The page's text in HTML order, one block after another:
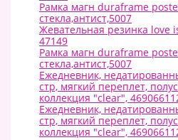
Рамка магн duraframe
стекла,антист,5007
Жевательная резинка love
47149
Рамка магн duraframe
стекла,антист,5007
Ежедневник,
стр, мягкий переплет,
коллекция "clear",
Ежедневник,
стр, мягкий переплет,
коллекция "clear",